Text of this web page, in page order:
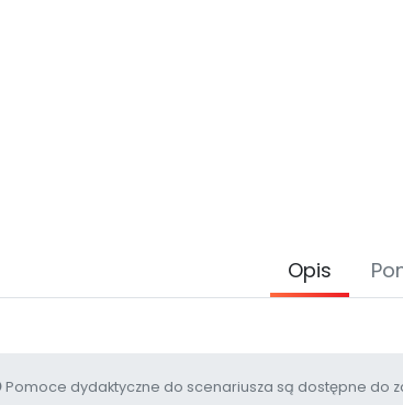
Opis
Pomoce dydaktyczne do scenariusza są dostępne do